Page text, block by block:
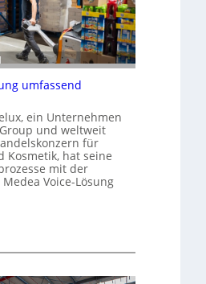
umfassend
ein Unternehmen
und weltweit
für
Kosmetik, hat seine
mit der
Voice-Lösung